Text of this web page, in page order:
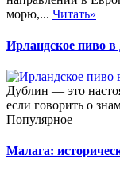
морю,... Читать»
Ирландское пиво в
Дублин — это
если говорить о
Популярное
Малага: